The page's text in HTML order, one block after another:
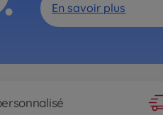
En savoir plus